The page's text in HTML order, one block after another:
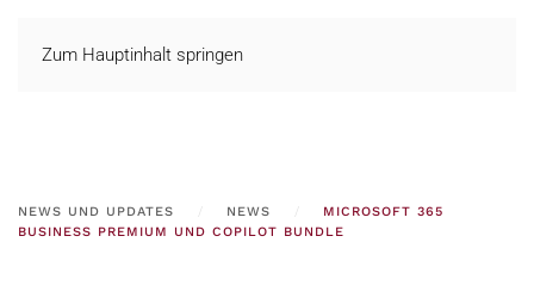
Zum Hauptinhalt springen
NEWS UND UPDATES NEWS
MICROSOFT 365
BUSINESS PREMIUM UND COPILOT BUNDLE